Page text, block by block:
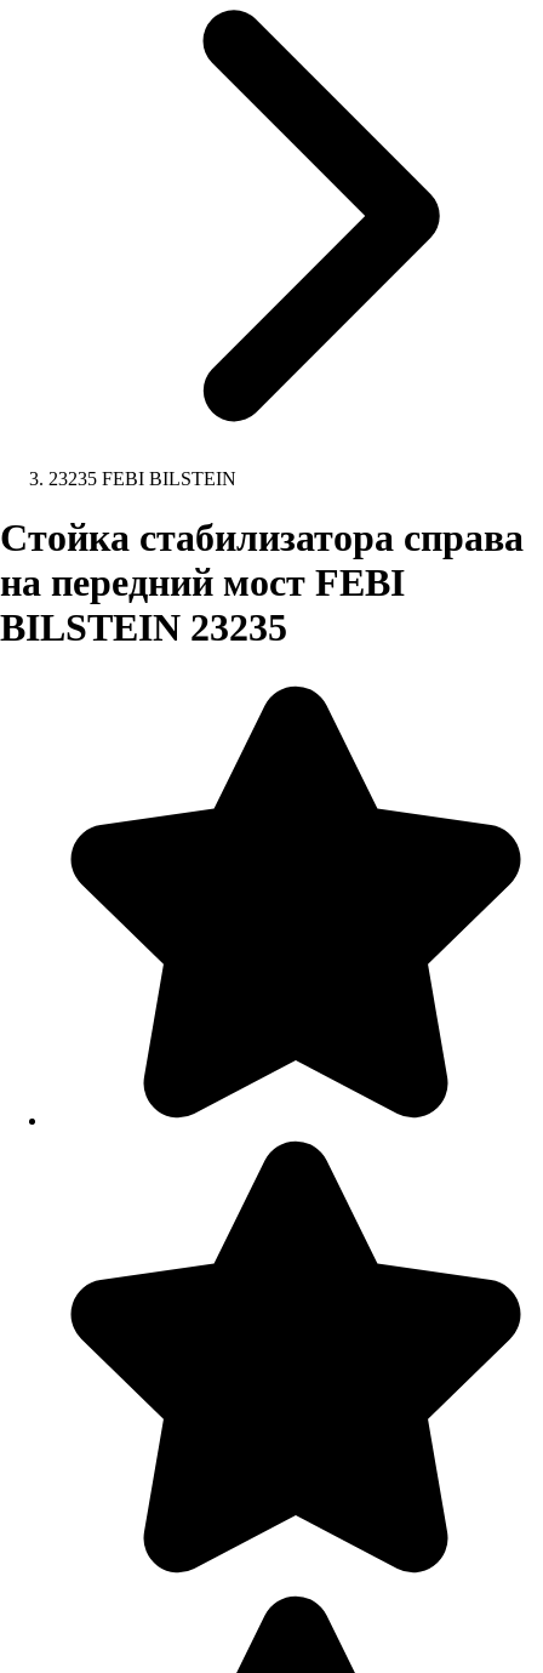
23235 FEBI BILSTEIN
Стойка стабилизатора справа
на передний мост FEBI
BILSTEIN 23235